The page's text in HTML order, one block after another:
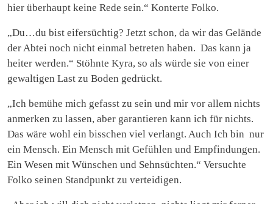
hier überhaupt keine Rede sein.“ Konterte Folko.
„Du…du bist eifersüchtig? Jetzt schon, da wir das Gelände
der Abtei noch nicht einmal betreten haben. Das kann ja
heiter werden.“ Stöhnte Kyra, so als würde sie von einer
gewaltigen Last zu Boden gedrückt.
„Ich bemühe mich gefasst zu sein und mir vor allem nichts
anmerken zu lassen, aber garantieren kann ich für nichts.
Das wäre wohl ein bisschen viel verlangt. Auch Ich bin nur
ein Mensch. Ein Mensch mit Gefühlen und Empfindungen.
Ein Wesen mit Wünschen und Sehnsüchten.“ Versuchte
Folko seinen Standpunkt zu verteidigen.